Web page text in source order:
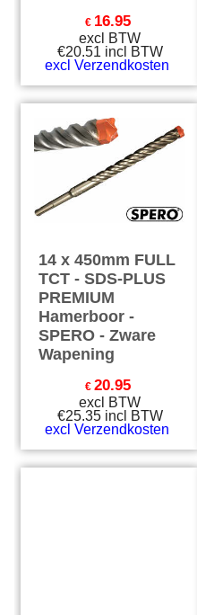
€ 16.95
excl BTW
€20.51 incl BTW
excl Verzendkosten
14 x 450mm FULL
TCT - SDS-PLUS
PREMIUM
Hamerboor -
SPERO - Zware
Wapening
€ 20.95
excl BTW
€25.35 incl BTW
excl Verzendkosten